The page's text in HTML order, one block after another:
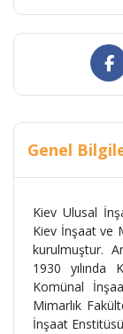
Genel
Kiev Ulusal
Kiev İnşaat ve
kurulmuştur.
1930 yılında
Komünal
Mimarlık
İnşaat Enstitüsü